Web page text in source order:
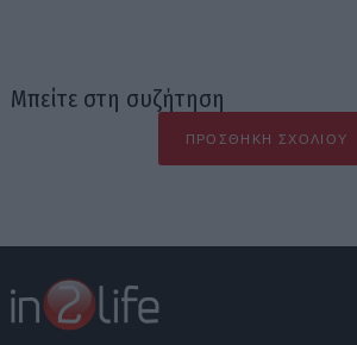
Μπείτε στη συζήτηση
ΠΡΟΣΘΉΚΗ ΣΧΟΛΊΟΥ